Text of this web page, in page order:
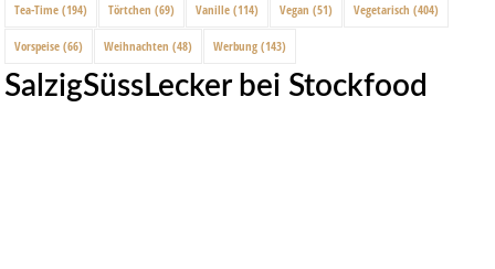
Tea-Time (194) Törtchen (69) Vanille (114) Vegan (51) Vegetarisch (404)
Vorspeise (66) Weihnachten (48) Werbung (143)
SalzigSüssLecker bei Stockfood